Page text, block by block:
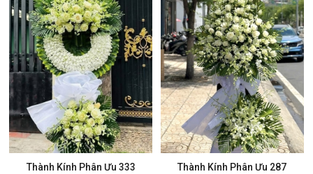
Thành Kính Phân Ưu 333
Mua ngay
Thành Kính Phân Ưu 287
Mua ngay